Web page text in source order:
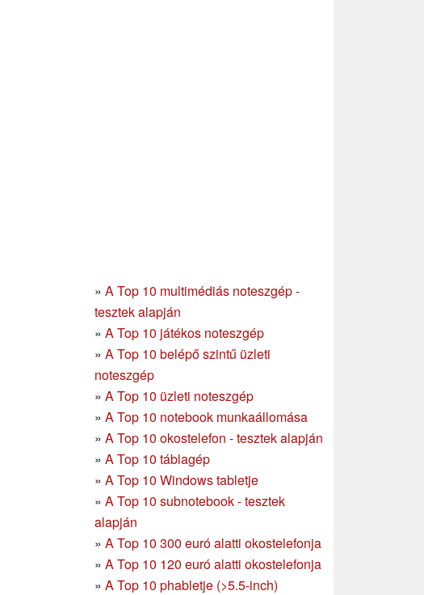
» A Top 10 multimédiás noteszgép -
tesztek alapján
» A Top 10 játékos noteszgép
» A Top 10 belépő szintű üzleti
noteszgép
» A Top 10 üzleti noteszgép
» A Top 10 notebook munkaállomása
» A Top 10 okostelefon - tesztek alapján
» A Top 10 táblagép
» A Top 10 Windows tabletje
» A Top 10 subnotebook - tesztek
alapján
» A Top 10 300 euró alatti okostelefonja
» A Top 10 120 euró alatti okostelefonja
» A Top 10 phabletje (>5.5-inch)